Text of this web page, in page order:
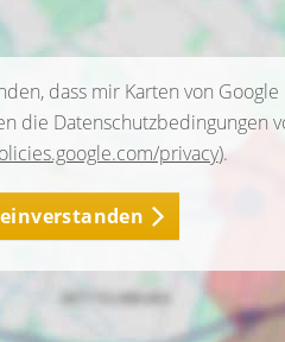
dass mir Karten von Google
die Datenschutzbedingungen
privacy).